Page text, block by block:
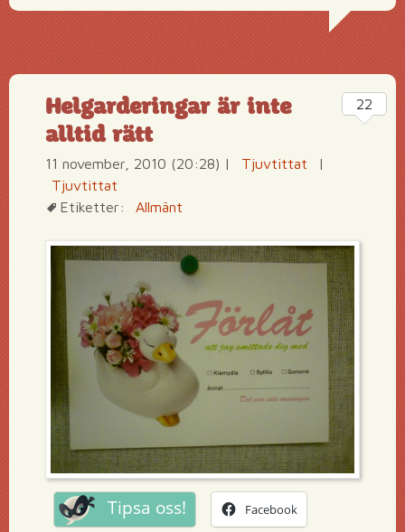
Helgarderingar är inte
alltid rätt
11 november, 2010 (20:28) | Tjuvtittat
|
Tjuvtittat
Etiketter:
Allmänt
Tipsa oss! Facebook
22